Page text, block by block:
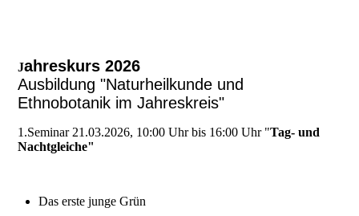
Jahreskurs 2026
Ausbildung "Naturheilkunde und
Ethnobotanik im Jahreskreis"
1.Seminar 21.03.2026, 10:00 Uhr bis 16:00 Uhr "Tag- und
Nachtgleiche"
Das erste junge Grün